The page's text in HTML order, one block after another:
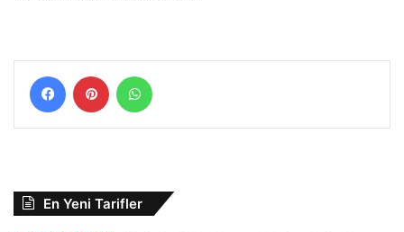
FacebookPinterest
En Yeni Tarifler